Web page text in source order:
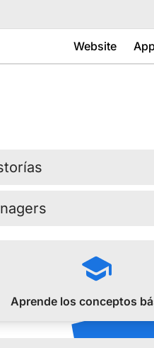
Website
Aprende los conceptos